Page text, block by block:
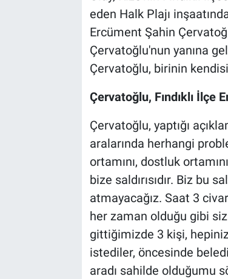
eden Halk Plajı
Ercüment Şahin
Çervatoğlu'nun yanına
Çervatoğlu, birinin
Çervatoğlu, Fındıklı
Çervatoğlu, yaptığı
aralarında herhangi
ortamını, dostluk
bize saldırısıdır. Biz bu
atmayacağız. Saat 3
her zaman olduğu gibi
gittiğimizde 3 kişi,
istediler, öncesinde
aradı sahilde olduğumu